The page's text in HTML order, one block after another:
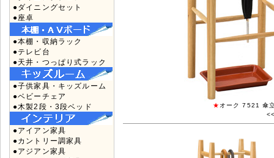
●ダイニングセット
●座卓
●本棚・収納ラック
●テレビ台
●天井・つっぱり式ラック
●子供家具・キッズルーム
●ベビーチェア
●木製2段・3段ベッド
●アイアン家具
●カントリー調家具
●アジアン家具
★ オーク 7521 傘